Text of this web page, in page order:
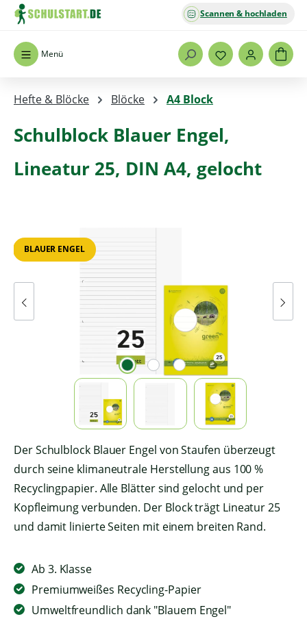
Zum Hauptinhalt springen
Menü
Scannen & hochladen
Hefte & Blöcke Blöcke A4 Block
Schulblock Blauer Engel,
Lineatur 25, DIN A4, gelocht
BLAUER ENGEL
Der Schulblock Blauer Engel von Staufen überzeugt
durch seine klimaneutrale Herstellung aus 100 %
Recyclingpapier. Alle Blätter sind gelocht und per
Kopfleimung verbunden. Der Block trägt Lineatur 25
und damit linierte Seiten mit einem breiten Rand.
Ab 3. Klasse
Premiumweißes Recycling-Papier
Umweltfreundlich dank "Blauem Engel"